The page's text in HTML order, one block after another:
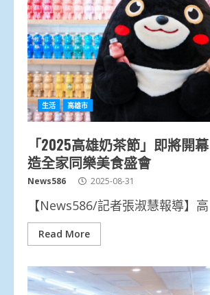
生活 高雄市
「2025高雄奶茶節」即將開
造全家同樂美食盛會
News586 2025-08-31
【News586/記者張淑慧報導】高
Read More